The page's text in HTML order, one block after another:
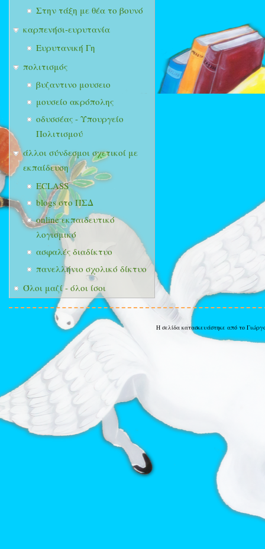
Στην τάξη με θέα το βουνό
καρπενήσι-ευρυτανία
Ευρυτανική Γη
πολιτισμός
βυζαντινο μουσειο
μουσείο ακρόπολης
οδυσσέας - Υπουργείο
Πολιτισμού
άλλοι σύνδεσμοι σχετικοί με
εκπαίδευση
ECLASS
blogs στο ΠΣΔ
online εκπαιδευτικό
λογισμικό
ασφαλές διαδίκτυο
πανελλήνιο σχολικό δίκτυο
Όλοι μαζί - όλοι ίσοι
Η σελίδα κατασκευάστηκε από το